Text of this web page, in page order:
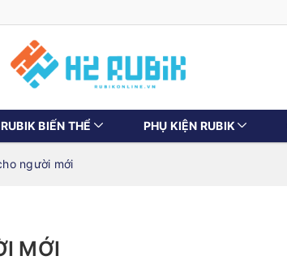
RUBIK BIẾN THỂ PHỤ KIỆN RUBIK
người mới
MỚI